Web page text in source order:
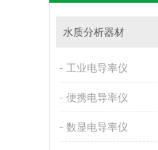
水质分析器材
工业电导率仪
便携电导率仪
数显电导率仪